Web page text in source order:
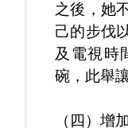
之後，她
己的步伐
及電視時
碗，此舉
（四）增